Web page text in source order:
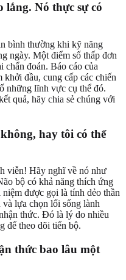
Nó thực sự có
bình thường khi kỹ năng
ngày. Một điểm số thấp đơn
đoán. Báo cáo của
đầu, cung cấp các chiến
những lĩnh vực cụ thể đó.
quả, hãy chia sẻ chúng với
hay tôi có thể
viễn! Hãy nghĩ về nó như
bộ có khả năng thích ứng
được gọi là tính dẻo thần
lựa chọn lối sống lành
thức. Đó là lý do nhiều
để theo dõi tiến bộ.
thức bao lâu một